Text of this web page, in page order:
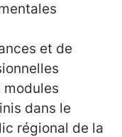
et de
dans le
régional de la